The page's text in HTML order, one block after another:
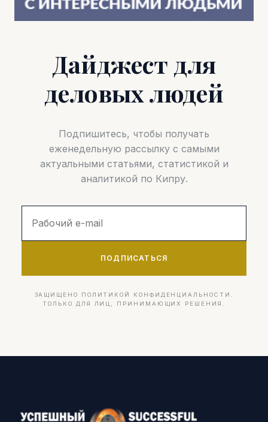
Дайджест для
деловых людей
Подпишитесь, чтобы получать
еженедельную рассылку с самыми
актуальными статьями, статистикой и
аналитикой по Кипру.
ПОДПИСАТЬСЯ
ЗАЩИЩЕНО ПОЛИТИКОЙ КОНФИДЕНЦИАЛЬНОСТИ.
ТОЛЬКО ДЛЯ ЛИЦ, ПРИНИМАЮЩИХ РЕШЕНИЯ.